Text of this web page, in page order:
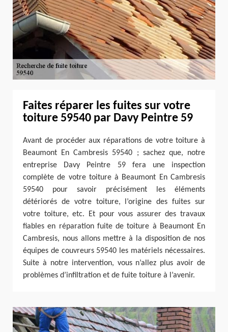
Faites réparer les fuites sur votre
toiture 59540 par Davy Peintre 59
Avant de procéder aux réparations de votre toiture à
Beaumont En Cambresis 59540 ; sachez que, notre
entreprise Davy Peintre 59 fera une inspection
complète de votre toiture à Beaumont En Cambresis
59540 pour savoir précisément les éléments
détériorés de votre toiture, l’origine des fuites sur
votre toiture, etc. Et pour vous assurer des travaux
fiables en réparation fuite de toiture à Beaumont En
Cambresis, nous allons mettre à la disposition de nos
équipes de couvreurs 59540 les matériels nécessaires.
Suite à notre intervention, vous n’allez plus avoir de
problèmes d’infiltration et de fuite toiture à l’avenir.